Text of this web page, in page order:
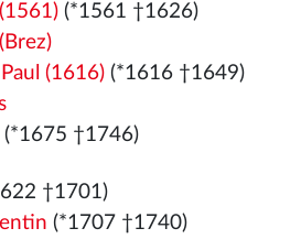
(*1561 †1626)
(1616)(*1616 †1649)
(*1675 †1746)
†1701)
(*1707 †1740)